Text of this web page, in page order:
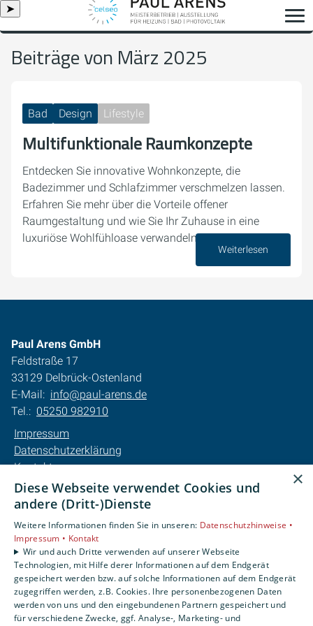
➤
Beiträge von März 2025
Bad Design Lifestyle
Multifunktionale Raumkonzepte
Entdecken Sie innovative Wohnkonzepte, die
Badezimmer und Schlafzimmer verschmelzen lassen.
Erfahren Sie mehr über die Vorteile offener
Raumgestaltung und wie Sie Ihr Zuhause in eine
luxuriöse Wohlfühloase verwandeln können.
Weiterlesen
Paul Arens GmbH
Feldstraße 17
33129 Delbrück-Ostenland
E-Mail: info@paul-arens.de
Tel.: 05250 982910
Impressum
Datenschutzerklärung
Kontakt
Barrierefreiheitserklärung
Privatkunden
Karriere
Unternehmen
Kontakt
×
Diese Webseite verwendet Cookies und
andere (Dritt-)Dienste
Weitere Informationen finden Sie in unseren: Datenschutzhinweise •
Impressum • Kontakt
Wir und auch Dritte verwenden auf unserer Webseite
Technologien, mit Hilfe derer Informationen auf dem Endgerät
gespeichert werden bzw. auf solche Informationen auf dem Endgerät
zugegriffen werden, z.B. Cookies. Ihre personenbezogenen Daten
werden von uns und den eingebundenen Partnern gespeichert und
für verschiedene Zwecke, ggf. Analyse-, Marketing- und